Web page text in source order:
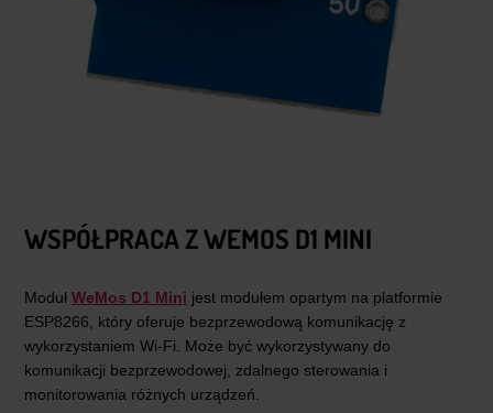
WSPÓŁPRACA Z WEMOS D1 MINI
Moduł WeMos D1 Mini jest modułem opartym na platformie
ESP8266, który oferuje bezprzewodową komunikację z
wykorzystaniem Wi-Fi. Może być wykorzystywany do
komunikacji bezprzewodowej, zdalnego sterowania i
monitorowania różnych urządzeń.